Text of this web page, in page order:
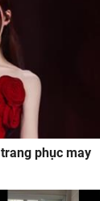
phục may